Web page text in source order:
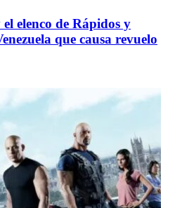
elenco de Rápidos y
que causa revuelo